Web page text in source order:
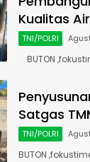
Kualitas
TNI/POLRI
BUTON
Satgas
TNI/POLRI
BUTON